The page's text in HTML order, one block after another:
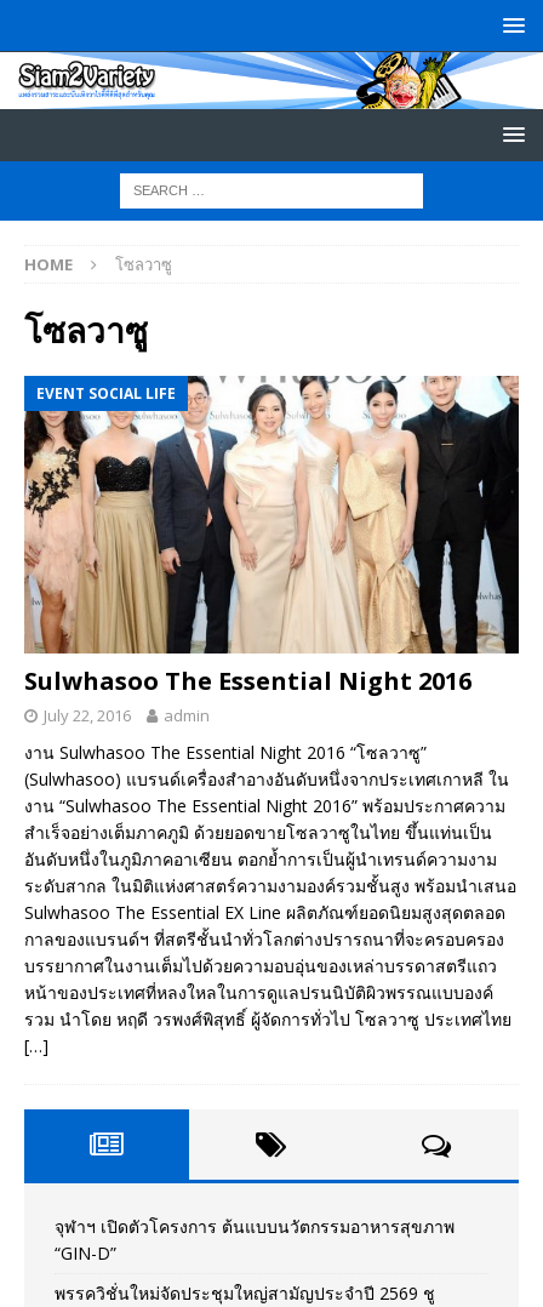
HOME โซลวาซู
โซลวาซู
EVENT SOCIAL LIFE
Sulwhasoo The Essential Night 2016
July 22, 2016 admin
งาน Sulwhasoo The Essential Night 2016 “โซลวาซู”
(Sulwhasoo) แบรนด์เครื่องสำอางอันดับหนึ่งจากประเทศเกาหลี ใน
งาน “Sulwhasoo The Essential Night 2016” พร้อมประกาศความ
สำเร็จอย่างเต็มภาคภูมิ ด้วยยอดขายโซลวาซูในไทย ขึ้นแท่นเป็น
อันดับหนึ่งในภูมิภาคอาเซียน ตอกย้ำการเป็นผู้นำเทรนด์ความงาม
ระดับสากล ในมิติแห่งศาสตร์ความงามองค์รวมชั้นสูง พร้อมนำเสนอ
Sulwhasoo The Essential EX Line ผลิตภัณฑ์ยอดนิยมสูงสุดตลอด
กาลของแบรนด์ฯ ที่สตรีชั้นนำทั่วโลกต่างปรารถนาที่จะครอบครอง
บรรยากาศในงานเต็มไปด้วยความอบอุ่นของเหล่าบรรดาสตรีแถว
หน้าของประเทศที่หลงใหลในการดูแลปรนนิบัติผิวพรรณแบบองค์
รวม นำโดย หฤดี วรพงศ์พิสุทธิ์ ผู้จัดการทั่วไป โซลวาซู ประเทศไทย
[…]
จุฬาฯ เปิดตัวโครงการ ต้นแบบนวัตกรรมอาหารสุขภาพ
“GIN-D”
พรรควิชั่นใหม่จัดประชุมใหญ่สามัญประจำปี 2569 ชู